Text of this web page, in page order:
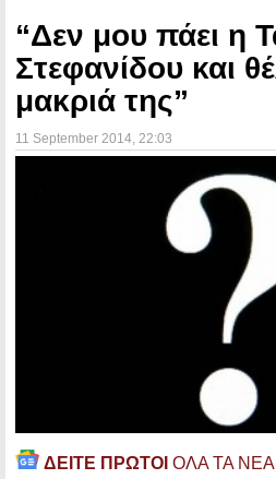
“Δεν μου πάει η
Στεφανίδου και
μακριά της”
11 September 2014 , 22:03
ΔΕΙΤΕ ΠΡΩΤΟΙ ΟΛΑ ΤΑ ΝΕΑ